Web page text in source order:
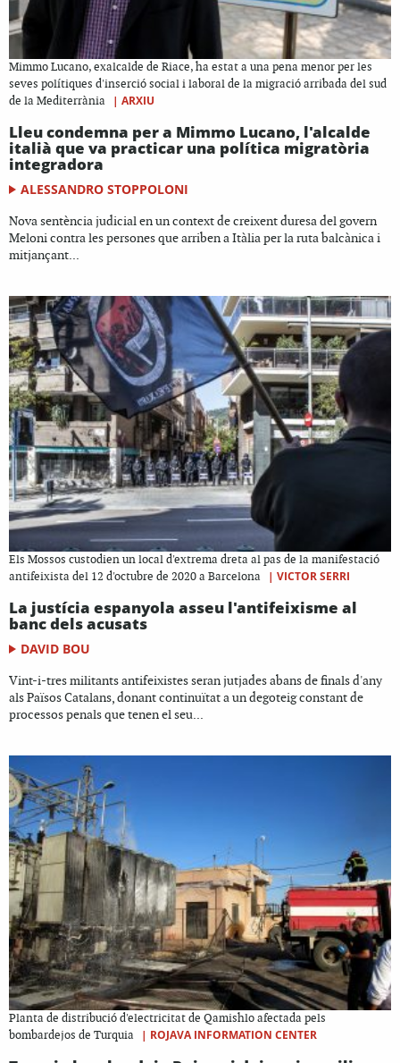
Mimmo Lucano, exalcalde de Riace, ha estat a una pena menor per les
seves polítiques d'inserció social i laboral de la migració arribada del sud
de la Mediterrània
| ARXIU
Lleu condemna per a Mimmo Lucano, l'alcalde
italià que va practicar una política migratòria
integradora
ALESSANDRO STOPPOLONI
Nova sentència judicial en un context de creixent duresa del govern
Meloni contra les persones que arriben a Itàlia per la ruta balcànica i
mitjançant...
Els Mossos custodien un local d'extrema dreta al pas de la manifestació
antifeixista del 12 d'octubre de 2020 a Barcelona
| VICTOR SERRI
La justícia espanyola asseu l'antifeixisme al
banc dels acusats
DAVID BOU
Vint-i-tres militants antifeixistes seran jutjades abans de finals d'any
als Països Catalans, donant continuïtat a un degoteig constant de
processos penals que tenen el seu...
Planta de distribució d'electricitat de Qamishlo afectada pels
bombardejos de Turquia
| ROJAVA INFORMATION CENTER